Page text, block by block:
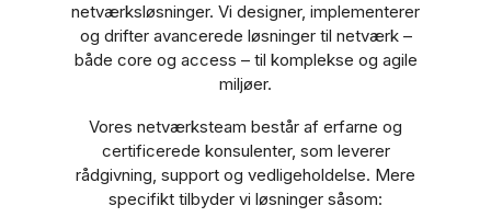
netværksløsninger. Vi designer, implementerer
og drifter avancerede løsninger til netværk –
både core og access – til komplekse og agile
miljøer.
Vores netværksteam består af erfarne og
certificerede konsulenter, som leverer
rådgivning, support og vedligeholdelse. Mere
specifikt tilbyder vi løsninger såsom: